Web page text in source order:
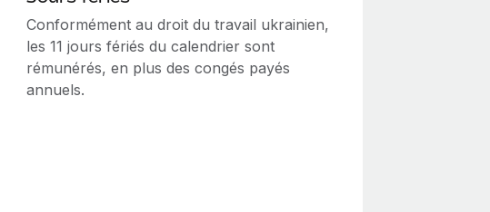
Conformément au droit du travail ukrainien,
les 11 jours fériés du calendrier sont
rémunérés, en plus des congés payés
annuels.